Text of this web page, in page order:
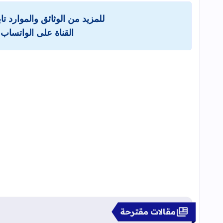
للمزيد من الوثائق
القناة على
مقالات مقترحة